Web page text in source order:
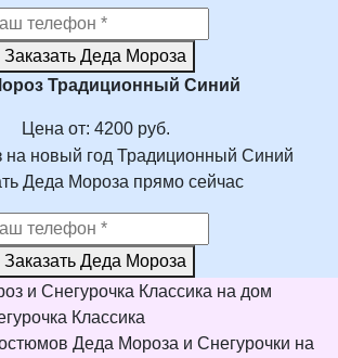
Заказать Деда Мороза
Традиционный Синий
Цена от: 4200 руб.
Деда Мороза прямо сейчас
Заказать Деда Мороза
Классика
Деда Мороза и Снегурочки на